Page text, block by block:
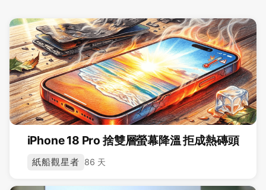
iPhone 18 Pro 捨雙層螢幕降溫 拒成熱磚頭
紙船觀星者 86 天